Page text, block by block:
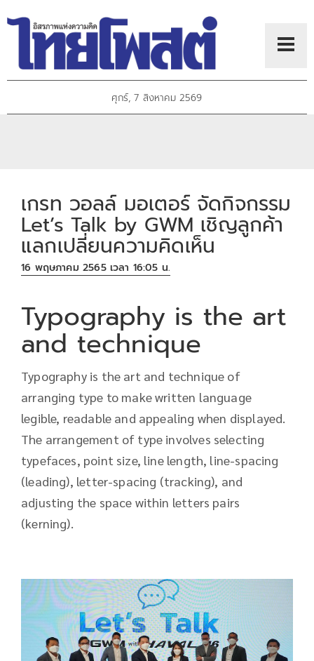
ศุกร์, 7 สิงหาคม 2569
เกรท วอลล์ มอเตอร์ จัดกิจกรรม
Let’s Talk by GWM เชิญลูกค้า
แลกเปลี่ยนความคิดเห็น
16 พฤษภาคม 2565 เวลา 16:05 น.
Typography is the art
and technique
Typography is the art and technique of
arranging type to make written language
legible, readable and appealing when displayed.
The arrangement of type involves selecting
typefaces, point size, line length, line-spacing
(leading), letter-spacing (tracking), and
adjusting the space within letters pairs
(kerning).